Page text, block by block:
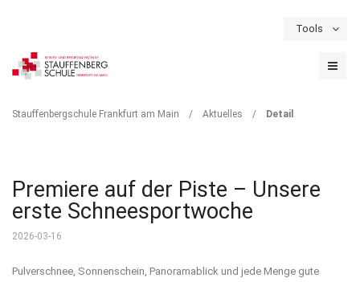
Tools
Schulportal Termine
Stauffenbergschule Frankfurt am Main / Aktuelles / Detail
Premiere auf der Piste – Unsere
erste Schneesportwoche
2026-03-16
Pulverschnee, Sonnenschein, Panoramablick und jede Menge gute